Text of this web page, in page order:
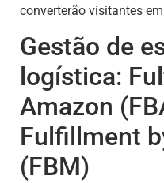
converterão visitantes
Gestão de
logística:
Amazon
Fulfillment
(FBM)